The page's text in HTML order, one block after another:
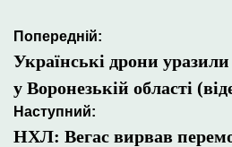
Навігація
записів
Попередній:
Українські дрони
у Воронезькій області
Наступний:
НХЛ: Вегас вирвав